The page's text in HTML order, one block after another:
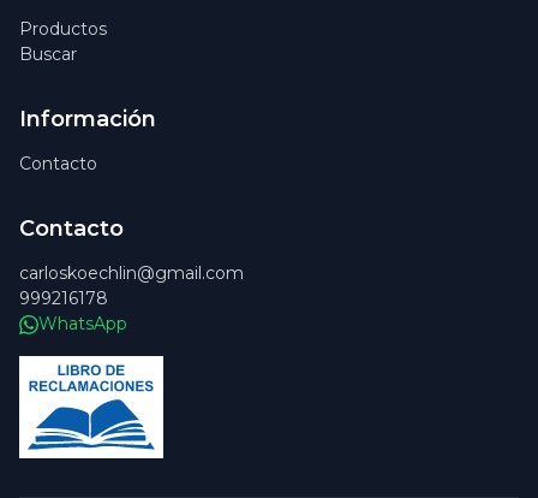
Productos
Buscar
Información
Contacto
Contacto
carloskoechlin@gmail.com
999216178
WhatsApp